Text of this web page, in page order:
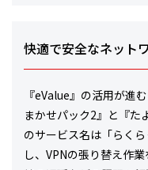
快適で安全なネット
『eValue』の活用が進
まかせパック2』と『た
のサービス名は「らく
し、VPNの張り替え作